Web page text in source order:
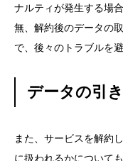
ナルティが発生する場
無、解約後のデータの
で、後々のトラブルを
データの引
また、サービスを解約
に扱われるかについて